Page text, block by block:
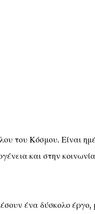
του Κόσμου. Είναι
και στην
ένα δύσκολο